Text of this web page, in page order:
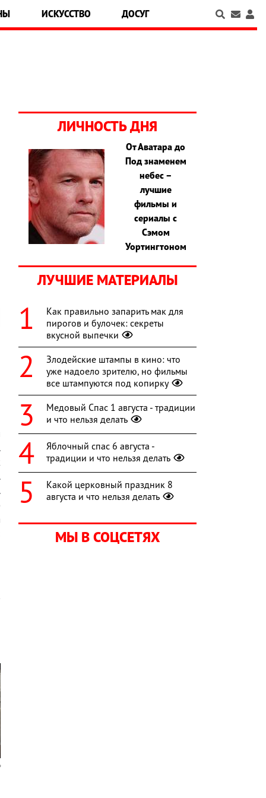
ИСКУССТВО ДОСУГ
ЛИЧНОСТЬ ДНЯ
От Аватара до
Под знаменем
небес –
лучшие
фильмы и
сериалы с
Сэмом
Уортингтоном
ЛУЧШИЕ МАТЕРИАЛЫ
Как правильно запарить мак для
пирогов и булочек: секреты
вкусной выпечки
Злодейские штампы в кино: что
уже надоело зрителю, но фильмы
все штампуются под копирку
Медовый Спас 1 августа - традиции
и что нельзя делать
Яблочный спас 6 августа -
традиции и что нельзя делать
Какой церковный праздник 8
августа и что нельзя делать
МЫ В СОЦСЕТЯХ